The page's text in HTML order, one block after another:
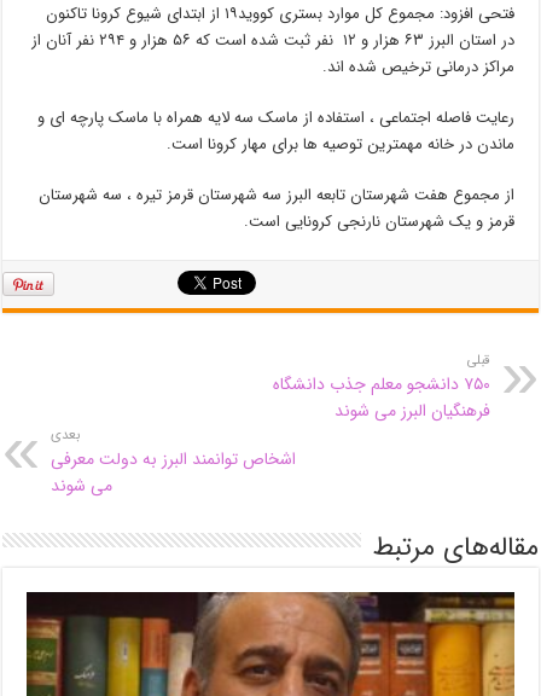
فتحی افزود: مجموع کل موارد بستری کووید۱۹ از ابتدای شیوع کرونا تاکنون
در استان البرز ۶۳ هزار و ۱۲ نفر ثبت شده است که ۵۶ هزار و ۲۹۴ نفر آنان از
مراکز درمانی ترخیص شده اند.
رعایت فاصله اجتماعی ، استفاده از ماسک سه لایه همراه با ماسک پارچه ای و
ماندن در خانه مهمترین توصیه ها برای مهار کرونا است.
از مجموع هفت شهرستان تابعه البرز سه شهرستان قرمز تیره ، سه شهرستان
قرمز و یک شهرستان نارنجی کرونایی است.
قبلی
۷۵۰ دانشجو معلم جذب دانشگاه
فرهنگیان البرز می شوند
بعدی
اشخاص توانمند البرز به دولت معرفی
می شوند
مقاله‌های مرتبط